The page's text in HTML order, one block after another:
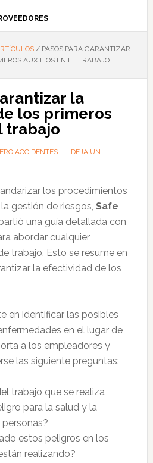
/PASOS PARA GARANTIZAR
AUXILIOS EN EL TRABAJO
la
los primeros
trabajo
ACCIDENTES
DEJA UN
los procedimientos
gestión de riesgos, Safe
una guía detallada con
abordar cualquier
trabajo. Esto se resume en
la efectividad de los
en identificar las posibles
en el lugar de
a los empleadores y
las siguiente preguntas:
trabajo que se realiza
para la salud y la
estos peligros en los
realizando?